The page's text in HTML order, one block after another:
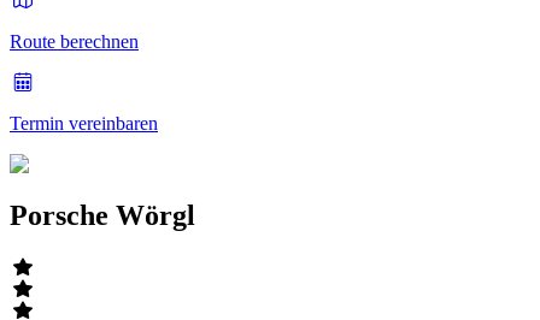
Route berechnen
Termin vereinbaren
Porsche Wörgl